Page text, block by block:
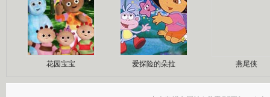
花园宝宝 爱探险的朵拉 燕尾侠